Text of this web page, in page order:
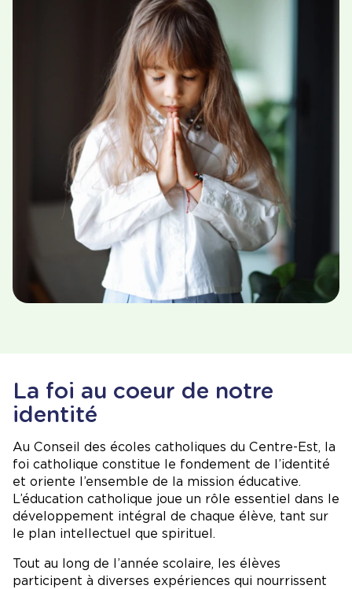
La foi au coeur de notre
identité
Au Conseil des écoles catholiques du Centre-Est, la
foi catholique constitue le fondement de l’identité
et oriente l’ensemble de la mission éducative.
L’éducation catholique joue un rôle essentiel dans le
développement intégral de chaque élève, tant sur
le plan intellectuel que spirituel.
Tout au long de l’année scolaire, les élèves
participent à diverses expériences qui nourrissent